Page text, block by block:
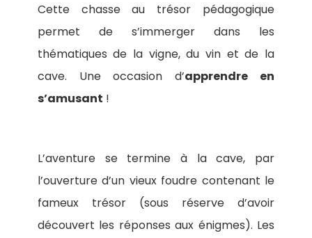
Cette chasse au trésor pédagogique
permet de s’immerger dans les
thématiques de la vigne, du vin et de la
cave. Une occasion d’apprendre en
s’amusant !
L’aventure se termine à la cave, par
l’ouverture d’un vieux foudre contenant le
fameux trésor (sous réserve d’avoir
découvert les réponses aux énigmes). Les